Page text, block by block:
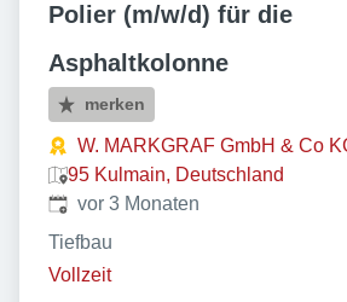
Polier (m/w/d) für die
Asphaltkolonne
merken
W. MARKGRAF GmbH & Co
95 Kulmain, Deutschland
Veröffentlicht:
vor 3 Monaten
Tiefbau
Vollzeit